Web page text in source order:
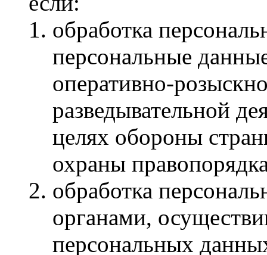
обработка
персональные
оперативно-
разведывательной
целях обороны
охраны
обработка
органами,
персональных